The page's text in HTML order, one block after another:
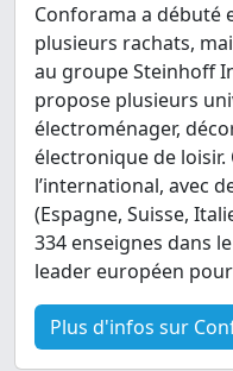
Conforama a débuté
plusieurs rachats,
au groupe Steinhoff
propose plusieurs
électroménager,
électronique de
l’international, avec
(Espagne, Suisse,
334 enseignes dans
leader européen
Plus d'infos sur